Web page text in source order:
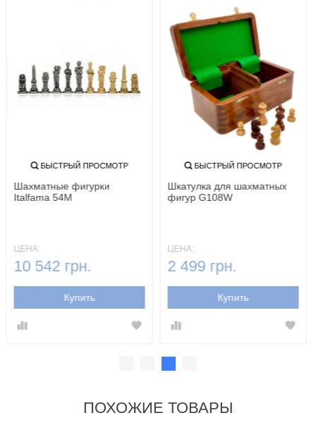
БЫСТРЫЙ ПРОСМОТР
Шахматные фигурки
Italfama 54M
ЦЕНА:
10 542 грн.
Купить
БЫСТРЫЙ ПРОСМОТР
Шкатулка для шахматных
фигур G108W
ЦЕНА:
2 499 грн.
Купить
ПОХОЖИЕ ТОВАРЫ